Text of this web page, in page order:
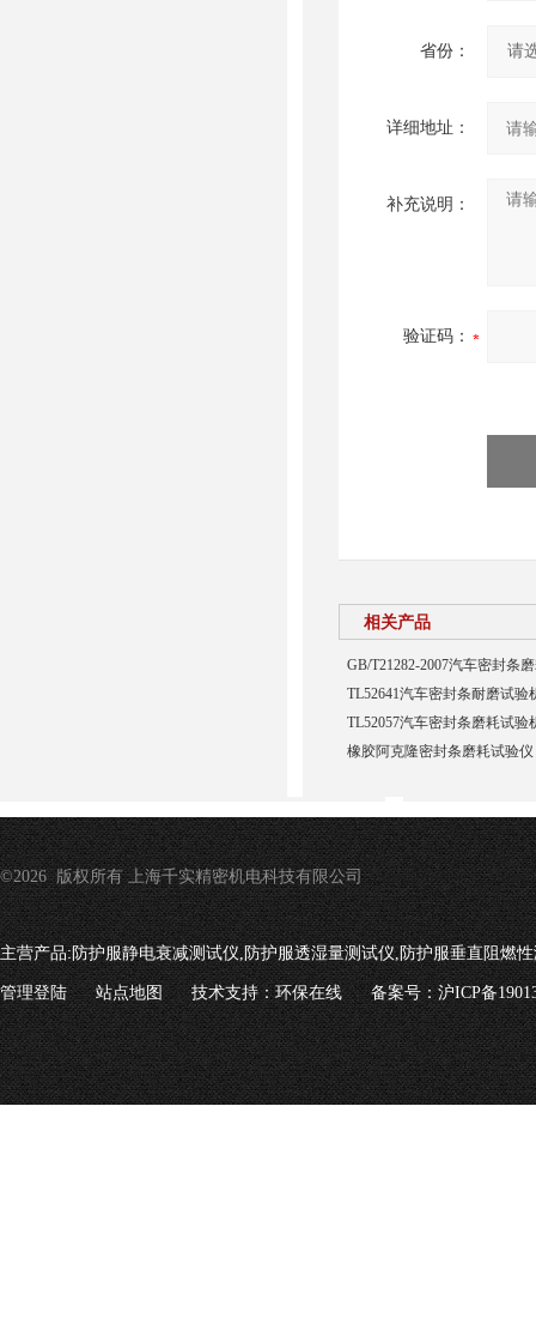
省份：
详细地址：
补充说明：
验证码：
相关产品
GB/T21282-2007汽车密封条
TL52641汽车密封条耐磨试验
TL52057汽车密封条磨耗试验
橡胶阿克隆密封条磨耗试验仪
©2026 版权所有 上海千实精密机电科技有限公司
主营产品:防护服静电衰减测试仪,防护服透湿量测试仪,防护服垂直阻燃
管理登陆 站点地图 技术支持：环保在线 备案号：沪ICP备